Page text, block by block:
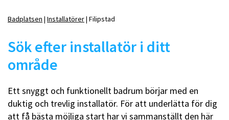
Badplatsen Installatörer Filipstad
Sök efter installatör i ditt
område
Ett snyggt och funktionellt badrum börjar med en
duktig och trevlig installatör. För att underlätta för dig
att få bästa möjliga start har vi sammanställt den här